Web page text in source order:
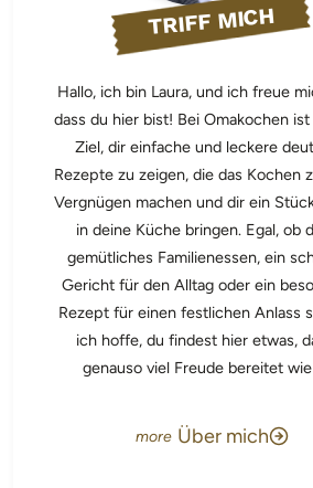
TRIFF MICH
Hallo, ich bin Laura, und ich freue
dass du hier bist! Bei Omakochen
Ziel, dir einfache und leckere
Rezepte zu zeigen, die das Kochen
Vergnügen machen und dir ein
in deine Küche bringen. Egal, ob
gemütliches Familienessen, ein
Gericht für den Alltag oder ein
Rezept für einen festlichen Anlass
ich hoffe, du findest hier etwas,
genauso viel Freude bereitet
Über mich